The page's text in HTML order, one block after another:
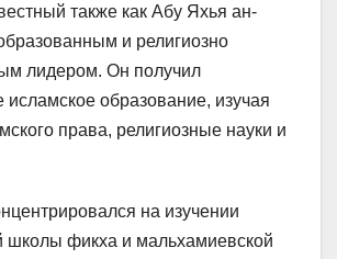
также как Абу Яхья ан-
и религиозно
лидером. Он получил
исламское образование, изучая
права, религиозные науки и
на изучении
школы фикха и мальхамиевской